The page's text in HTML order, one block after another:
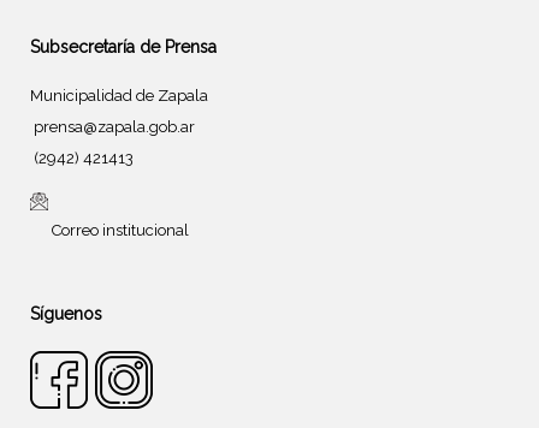
Subsecretaría de Prensa
Municipalidad de Zapala
prensa@zapala.gob.ar
(2942) 421413
Correo institucional
Síguenos